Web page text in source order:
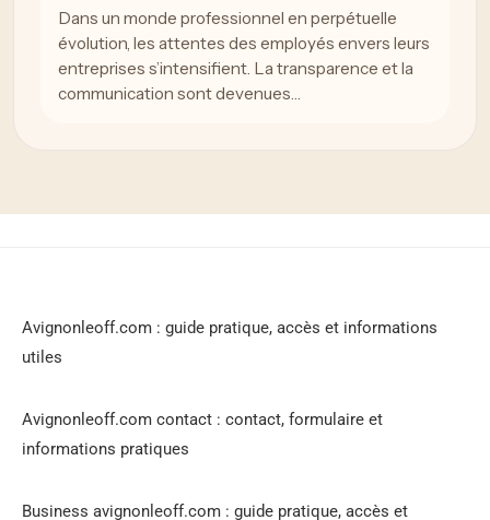
Dans un monde professionnel en perpétuelle
évolution, les attentes des employés envers leurs
entreprises s’intensifient. La transparence et la
communication sont devenues…
Avignonleoff.com : guide pratique, accès et informations
utiles
Avignonleoff.com contact : contact, formulaire et
informations pratiques
Business avignonleoff.com : guide pratique, accès et